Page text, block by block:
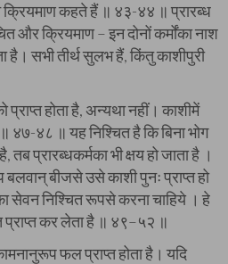
क्रियमाण कहते हैं ॥ ४३-४४ ॥ प्रारब्ध
और क्रियमाण – इन दोनों कर्मोंका नाश
है। सभी तीर्थ सुलभ हैं, किंतु काशीपुरी
होता है, अन्यथा नहीं। काशीमें
४८ ॥ यह निश्चित है कि बिना भोग
प्रारब्धकर्मका भी क्षय हो जाता है ।
बीजसे उसे काशी पुनः प्राप्त हो
सेवन निश्चित रूपसे करना चाहिये । हे
प्राप्त कर लेता है ॥ ४९–५२ ॥
फल प्राप्त होता है। यदि